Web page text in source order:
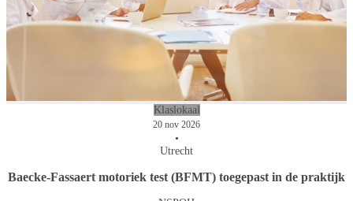
Klaslokaal
20 nov 2026
•
Utrecht
Baecke-Fassaert motoriek test (BFMT) toegepast in de praktijk